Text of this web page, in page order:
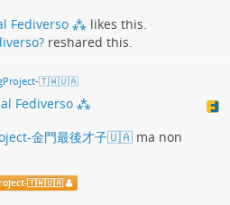
Fediverso ⁂ likes this.
reshared this.
🇹🇼🇺🇦
Fediverso ⁂
金門最後才子🇺🇦 ma non
🇹🇼🇺🇦